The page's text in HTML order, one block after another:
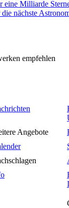
eine Milliarde
nächste
Angebote